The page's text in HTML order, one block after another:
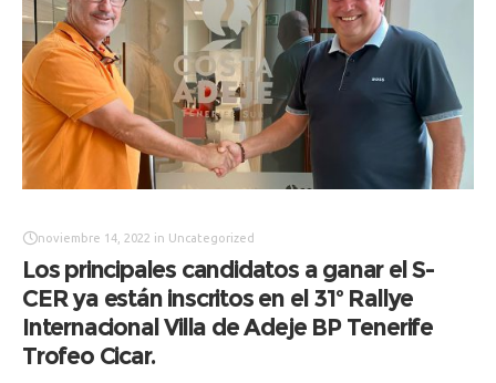
noviembre 14, 2022 in Uncategorized
Los principales candidatos a ganar el S-
CER ya están inscritos en el 31º Rallye
Internacional Villa de Adeje BP Tenerife
Trofeo Cicar.